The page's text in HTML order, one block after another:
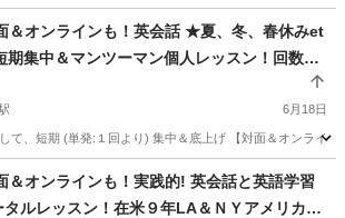
駅 ビジネス英語 東京 世田谷区
＆オンラインも！英会話 ★夏、冬、春休みet
期集中＆マンツーマン個人レッスン！回数＆
6月18日
て、短期 (単発:１回より) 集中＆底上げ 【対面＆オンラ
駅 英会話 東京 文京区 英会話
＆オンラインも！実践的! 英会話と英語学習
タルレッスン！在米９年LA＆ＮＹアメリカ企